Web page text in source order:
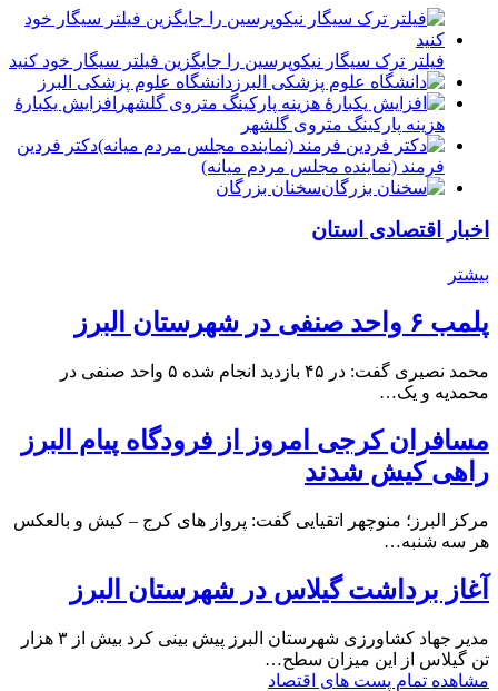
فیلتر ترک سیگار نیکوپرسین را جایگزین فیلتر سیگار خود کنید
دانشگاه علوم پزشکی البرز
افزایش یکبارۀ
هزینه پارکینگ متروی گلشهر
دكتر فردين
فرمند (نماينده مجلس مردم میانه)
سخنان بزرگان
اخبار اقتصادی استان
بیشتر
پلمب ۶ واحد صنفی در شهرستان البرز
محمد نصیری گفت: در ۴۵ بازدید انجام شده ۵ واحد صنفی در
محمدیه و یک…
مسافران کرجی امروز از فرودگاه پیام البرز
راهی کیش شدند
مرکز البرز؛ منوچهر اتقیایی گفت: پرواز های کرج – کیش و بالعکس
هر سه شنبه…
آغاز برداشت گیلاس در شهرستان البرز
مدیر جهاد کشاورزی شهرستان البرز پیش بینی کرد بیش از ۳ هزار
تن گیلاس از این میزان سطح…
مشاهده تمام پست های اقتصاد